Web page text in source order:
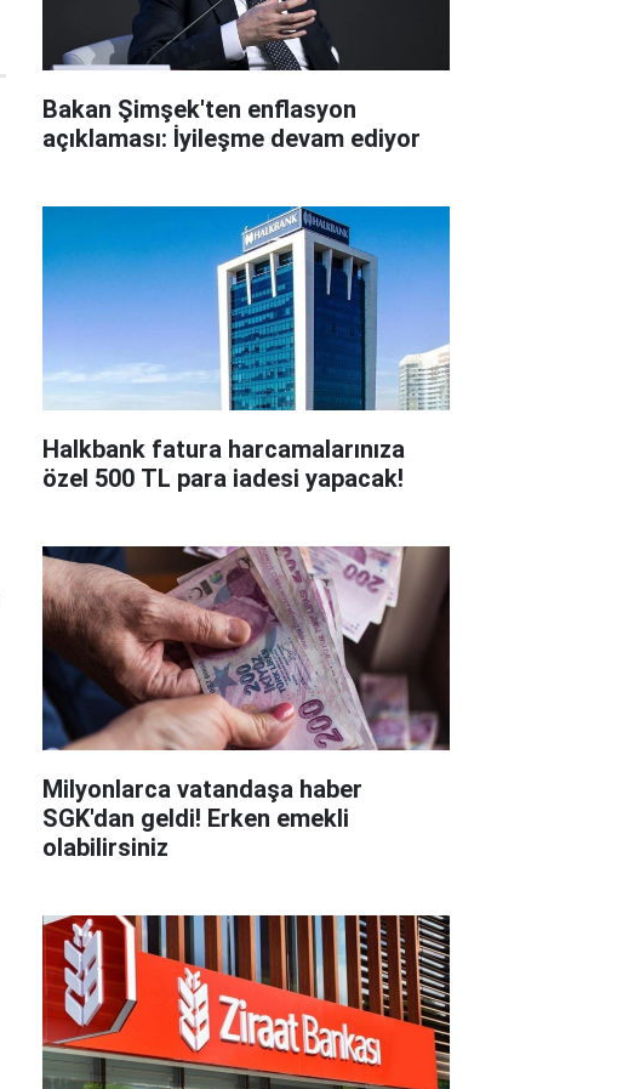
Bakan Şimşek'ten enflasyon
açıklaması: İyileşme devam ediyor
Halkbank fatura harcamalarınıza
özel 500 TL para iadesi yapacak!
Milyonlarca vatandaşa haber
SGK'dan geldi! Erken emekli
olabilirsiniz